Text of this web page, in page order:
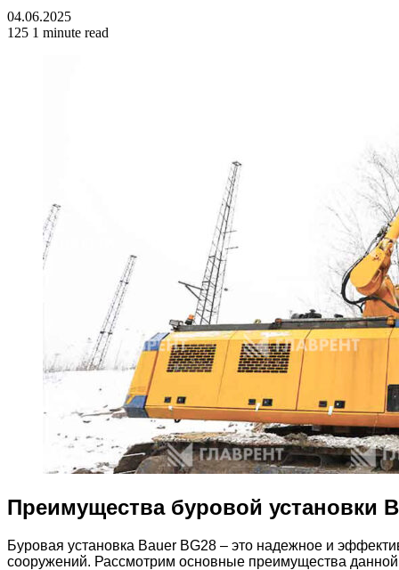
04.06.2025
125 1 minute read
Преимущества буровой установки
Буровая установка Bauer BG28 – это надежное и
сооружений. Рассмотрим основные преимущества данной